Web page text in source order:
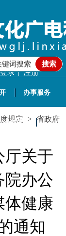
录 | 注册
搜索
办事服务
旅资讯
规定 > 省政府
厅关于
院办公
体健康
通知